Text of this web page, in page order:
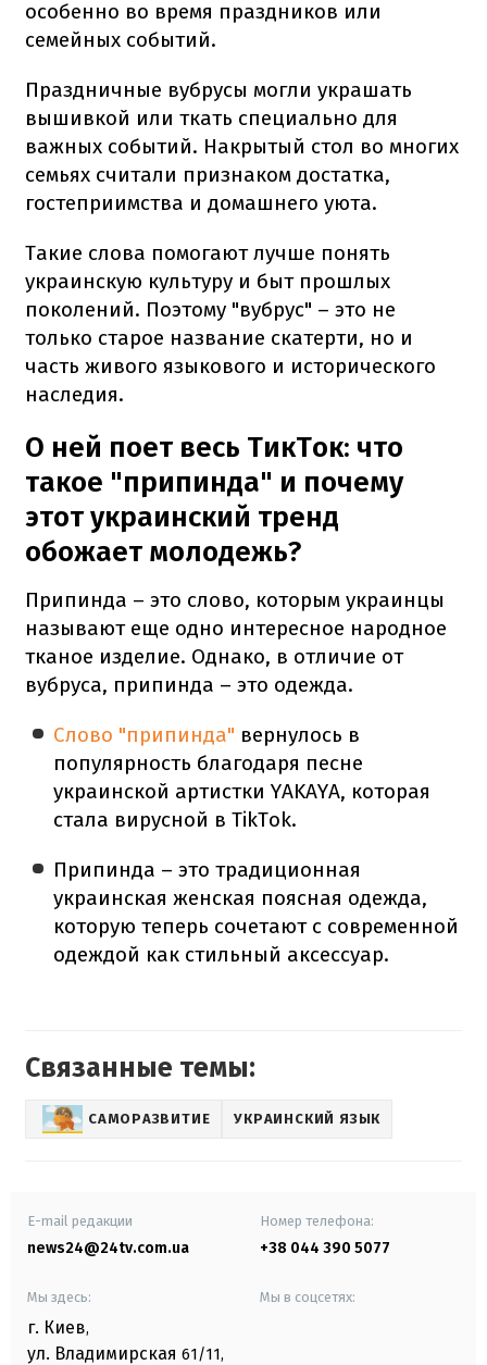
особенно во время праздников или
семейных событий.
Праздничные вубрусы могли украшать
вышивкой или ткать специально для
важных событий. Накрытый стол во многих
семьях считали признаком достатка,
гостеприимства и домашнего уюта.
Такие слова помогают лучше понять
украинскую культуру и быт прошлых
поколений. Поэтому "вубрус" – это не
только старое название скатерти, но и
часть живого языкового и исторического
наследия.
О ней поет весь ТикТок: что
такое "припинда" и почему
этот украинский тренд
обожает молодежь?
Припинда – это слово, которым украинцы
называют еще одно интересное народное
тканое изделие. Однако, в отличие от
вубруса, припинда – это одежда.
Слово "припинда" вернулось в
популярность благодаря песне
украинской артистки YAKAYA, которая
стала вирусной в TikTok.
Припинда – это традиционная
украинская женская поясная одежда,
которую теперь сочетают с современной
одеждой как стильный аксессуар.
Связанные темы:
САМОРАЗВИТИЕ УКРАИНСКИЙ ЯЗЫК
E-mail редакции
news24@24tv.com.ua
Номер телефона:
+38 044 390 5077
Мы здесь:
г. Киев,
ул. Владимирская 61/11,
Мы в соцсетях: